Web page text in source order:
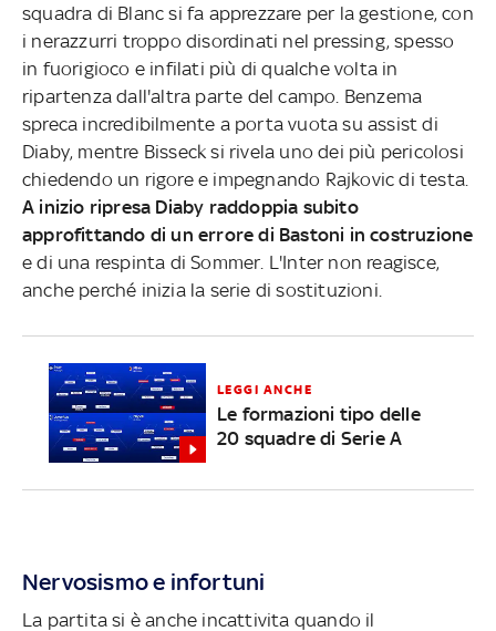
squadra di Blanc si fa apprezzare per la gestione, con
i nerazzurri troppo disordinati nel pressing, spesso
in fuorigioco e infilati più di qualche volta in
ripartenza dall'altra parte del campo. Benzema
spreca incredibilmente a porta vuota su assist di
Diaby, mentre Bisseck si rivela uno dei più pericolosi
chiedendo un rigore e impegnando Rajkovic di testa.
A inizio ripresa Diaby raddoppia subito
approfittando di un errore di Bastoni in costruzione
e di una respinta di Sommer. L'Inter non reagisce,
anche perché inizia la serie di sostituzioni.
LEGGI ANCHE
Le formazioni tipo delle
20 squadre di Serie A
Nervosismo e infortuni
La partita si è anche incattivita quando il